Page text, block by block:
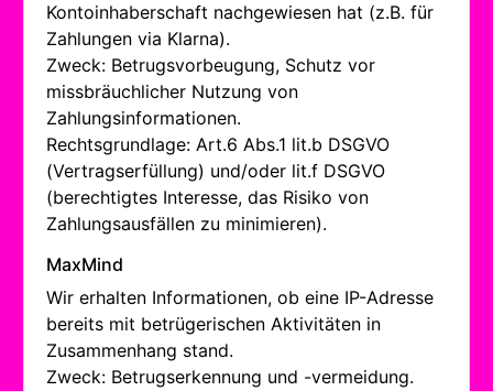
Kontoinhaberschaft nachgewiesen hat (z.B. für
Zahlungen via Klarna).
Zweck: Betrugsvorbeugung, Schutz vor
missbräuchlicher Nutzung von
Zahlungsinformationen.
Rechtsgrundlage: Art.6 Abs.1 lit.b DSGVO
(Vertragserfüllung) und/oder lit.f DSGVO
(berechtigtes Interesse, das Risiko von
Zahlungsausfällen zu minimieren).
MaxMind
Wir erhalten Informationen, ob eine IP-Adresse
bereits mit betrügerischen Aktivitäten in
Zusammenhang stand.
Zweck: Betrugserkennung und -vermeidung.